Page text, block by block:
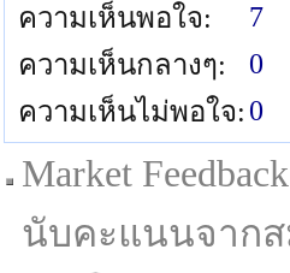
ความเห็นพอใจ:
7
ความเห็นกลางๆ:
0
ความเห็นไม่พอใจ: 0
Market
นับคะแนนจาก